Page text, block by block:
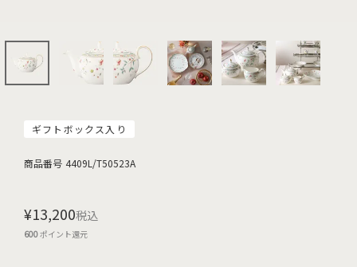
ギフトボックス入り
商品番号 4409L/T50523A
¥13,200税込
600ポイント還元